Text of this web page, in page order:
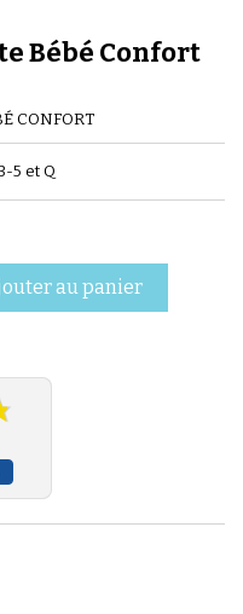
Bébé Confort
CONFORT
5 et Q
au panier